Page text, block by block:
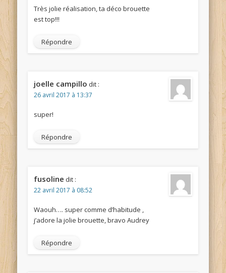
Très jolie réalisation, ta déco brouette
est top!!!
Répondre
joelle campillo dit :
26 avril 2017 à 13:37
super!
Répondre
fusoline dit :
22 avril 2017 à 08:52
Waouh…. super comme d’habitude ,
j’adore la jolie brouette, bravo Audrey
Répondre